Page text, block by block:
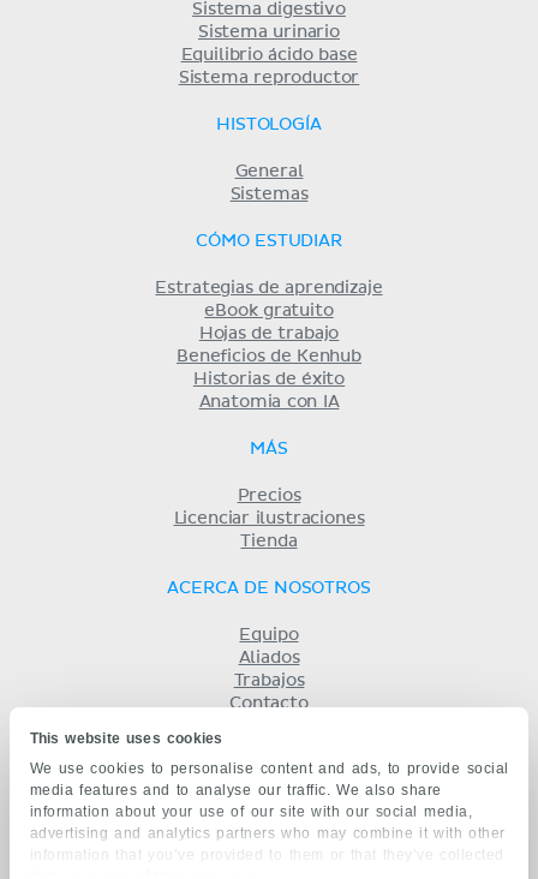
This website uses cookies
We use cookies to personalise content and ads, to provide social
media features and to analyse our traffic. We also share
information about your use of our site with our social media,
advertising and analytics partners who may combine it with other
information that you’ve provided to them or that they’ve collected
Sistema digestivo
Sistema urinario
Equilibrio ácido base
Sistema reproductor
HISTOLOGÍA
General
Sistemas
CÓMO ESTUDIAR
Estrategias de aprendizaje
eBook gratuito
Hojas de trabajo
Beneficios de Kenhub
Historias de éxito
Anatomia con IA
MÁS
Precios
Licenciar ilustraciones
Tienda
ACERCA DE NOSOTROS
Equipo
Aliados
Trabajos
Contacto
Privacidad
KENHUB EN...
English